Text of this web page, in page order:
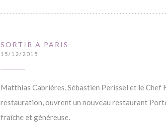
SORTIR A PARIS
15/12/2015
Matthias Cabrières, Sébastien Perissel et le Chef
restauration, ouvrent un nouveau restaurant
fraîche et généreuse.